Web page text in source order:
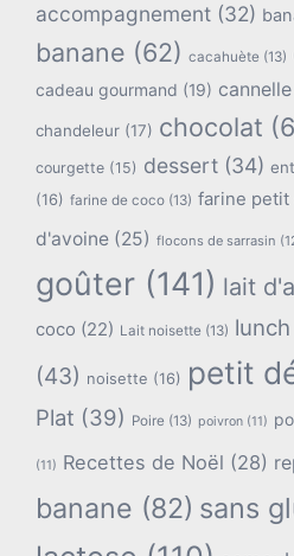
accompagnement (32)
banane (62) cacahuète (13)
cadeau gourmand (19) cannelle
chandeleur (17) chocolat
courgette (15) dessert (34)
(16) farine de coco (13) farine petit
d'avoine (25) flocons de sarrasin
goûter (141) lait
coco (22) Lait noisette (13)
(43) noisette (16) petit
Plat (39) Poire (13) poivron (11)
(11) Recettes de Noël (28)
banane (82) sans